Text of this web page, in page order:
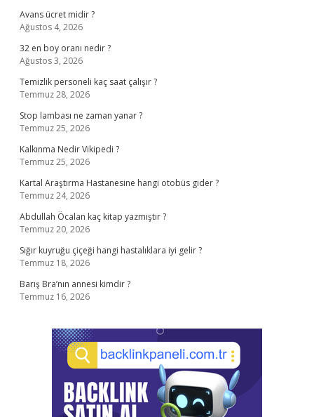
Avans ücret midir ?
Ağustos 4, 2026
32 en boy oranı nedir ?
Ağustos 3, 2026
Temizlik personeli kaç saat çalışır ?
Temmuz 28, 2026
Stop lambası ne zaman yanar ?
Temmuz 25, 2026
Kalkınma Nedir Vikipedi ?
Temmuz 25, 2026
Kartal Araştırma Hastanesine hangi otobüs gider ?
Temmuz 24, 2026
Abdullah Öcalan kaç kitap yazmıştır ?
Temmuz 20, 2026
Sığır kuyruğu çiçeği hangi hastalıklara iyi gelir ?
Temmuz 18, 2026
Barış Bra’nın annesi kimdir ?
Temmuz 16, 2026